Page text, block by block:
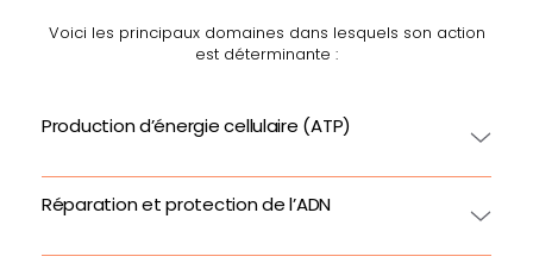
Voici les principaux domaines dans lesquels son action
est déterminante :
Production d’énergie cellulaire (ATP)
Réparation et protection de l’ADN